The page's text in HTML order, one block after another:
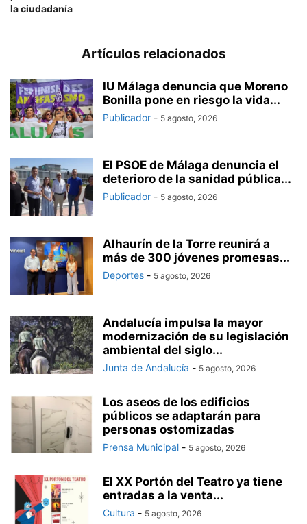
la ciudadanía
Artículos relacionados
IU Málaga denuncia que Moreno
Bonilla pone en riesgo la vida...
Publicador - 5 agosto, 2026
El PSOE de Málaga denuncia el
deterioro de la sanidad pública...
Publicador - 5 agosto, 2026
Alhaurín de la Torre reunirá a
más de 300 jóvenes promesas...
Deportes - 5 agosto, 2026
Andalucía impulsa la mayor
modernización de su legislación
ambiental del siglo...
Junta de Andalucía - 5 agosto, 2026
Los aseos de los edificios
públicos se adaptarán para
personas ostomizadas
Prensa Municipal - 5 agosto, 2026
El XX Portón del Teatro ya tiene
entradas a la venta...
Cultura - 5 agosto, 2026